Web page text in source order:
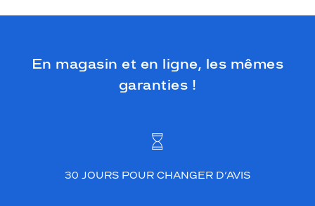
En magasin et en ligne, les mêmes
garanties !
30 JOURS POUR CHANGER D’AVIS